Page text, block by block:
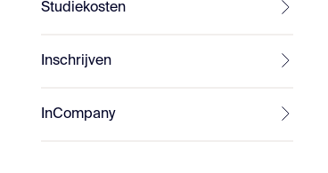
Studiekosten
Inschrijven
InCompany